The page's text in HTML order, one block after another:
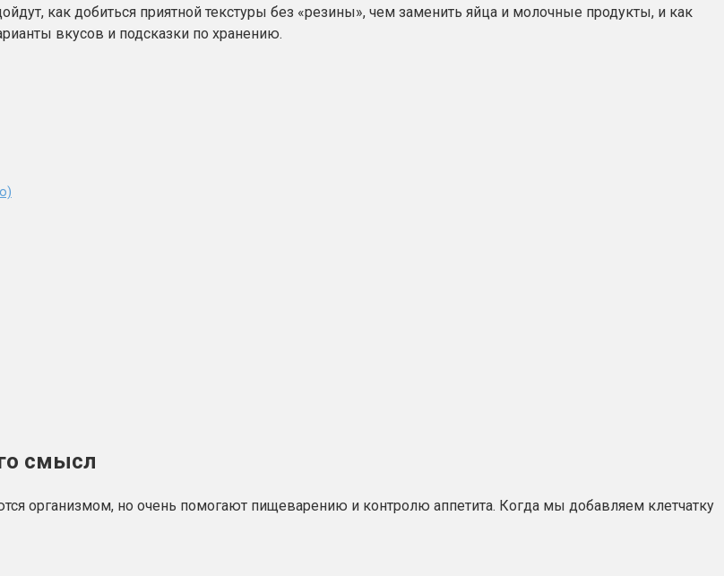
как добиться приятной текстуры без «резины», чем заменить яйца и молочные продукты, и как
вкусов и подсказки по хранению.
смысл
организмом, но очень помогают пищеварению и контролю аппетита. Когда мы добавляем клетчатку